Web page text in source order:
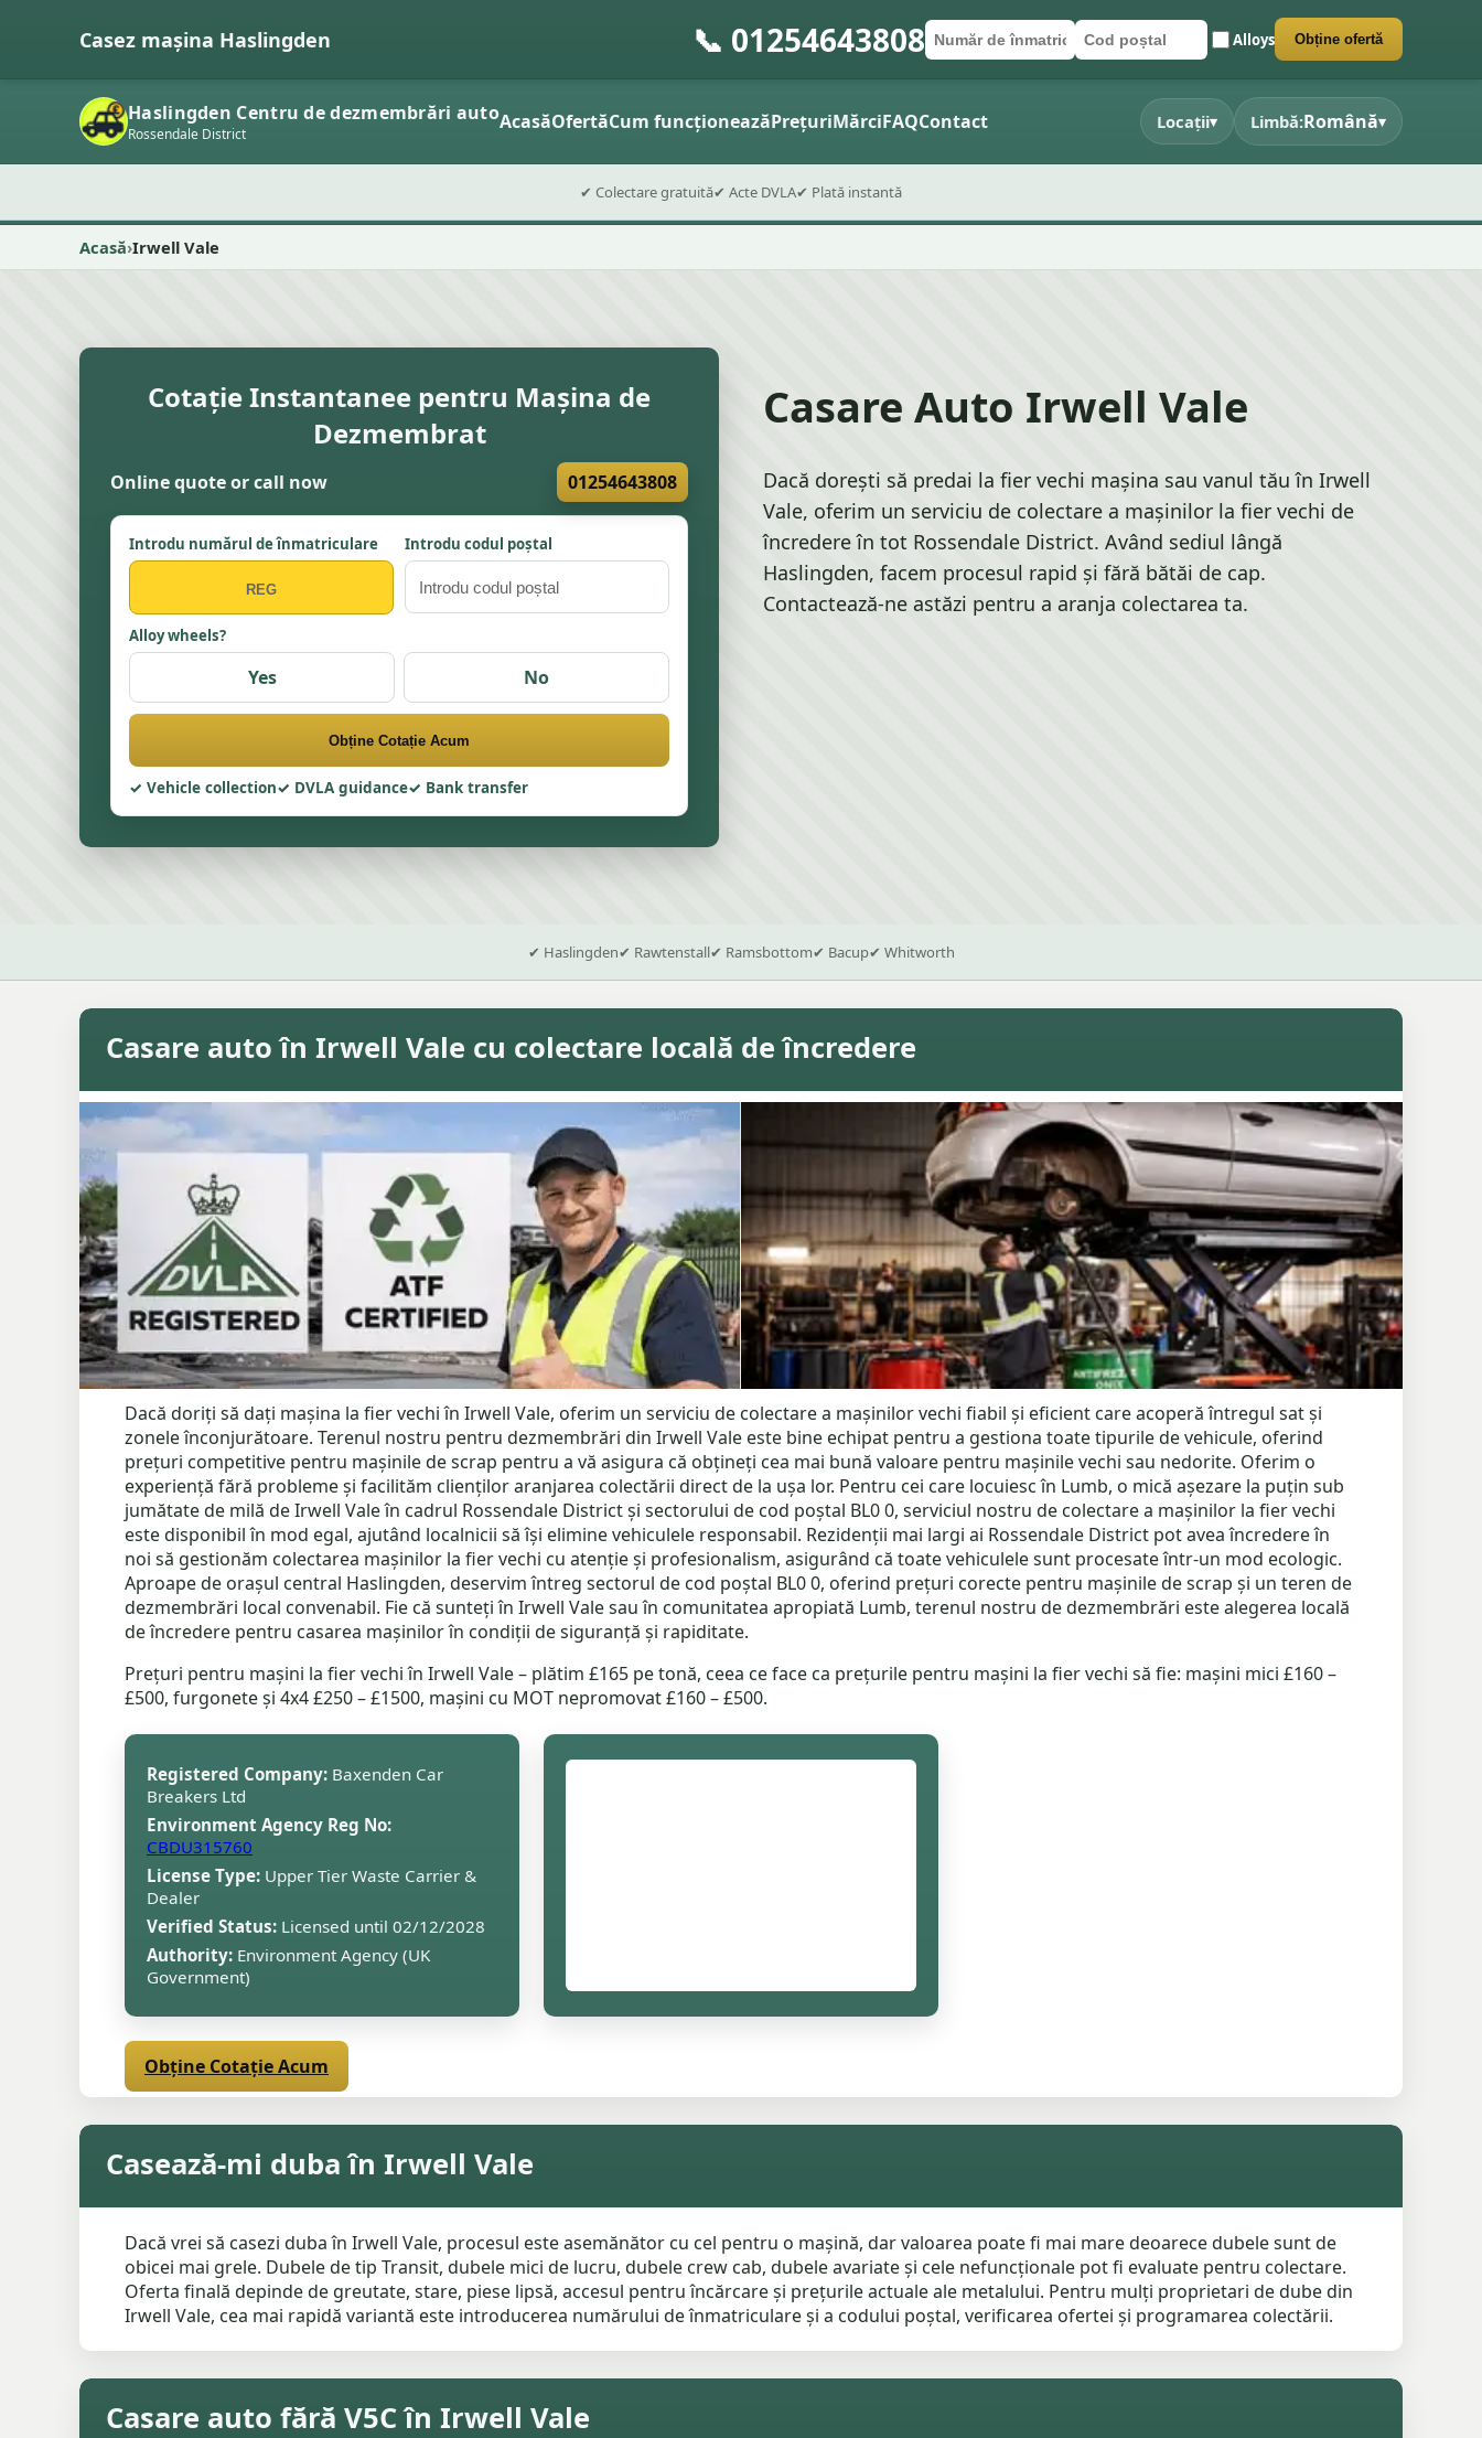
Casez mașina Haslingden 📞 01254643808Număr de înmatriculare
Cod poștal Alloys
Trimite formularul Obține ofertă
Haslingden Centru de dezmembrări auto
Rossendale District AcasăOfertăCum funcționeazăPrețuriMărciFAQContact Locații▾ Limbă:Română▾
✔ Colectare gratuită✔ Acte DVLA✔ Plată instantă
Acasă Irwell Vale
Cotație Instantanee pentru Mașina de
Dezmembrat
Online quote or call now 01254643808
Introdu numărul de înmatriculare Introdu codul poștal
Alloy wheels?
Yes No
Obține Cotație Acum
Vehicle collection DVLA guidance Bank transfer
Casare Auto Irwell Vale
Dacă dorești să predai la fier vechi mașina sau vanul tău în Irwell
Vale, oferim un serviciu de colectare a mașinilor la fier vechi de
încredere în tot Rossendale District. Având sediul lângă
Haslingden, facem procesul rapid și fără bătăi de cap.
Contactează-ne astăzi pentru a aranja colectarea ta.
✔ Haslingden✔ Rawtenstall✔ Ramsbottom✔ Bacup✔ Whitworth
Casare auto în Irwell Vale cu colectare locală de încredere
Dacă doriți să dați mașina la fier vechi în Irwell Vale, oferim un serviciu de colectare a mașinilor vechi fiabil și eficient care acoperă întregul sat și
zonele înconjurătoare. Terenul nostru pentru dezmembrări din Irwell Vale este bine echipat pentru a gestiona toate tipurile de vehicule, oferind
prețuri competitive pentru mașinile de scrap pentru a vă asigura că obțineți cea mai bună valoare pentru mașinile vechi sau nedorite. Oferim o
experiență fără probleme și facilităm clienților aranjarea colectării direct de la ușa lor. Pentru cei care locuiesc în Lumb, o mică așezare la puțin sub
jumătate de milă de Irwell Vale în cadrul Rossendale District și sectorului de cod poștal BL0 0, serviciul nostru de colectare a mașinilor la fier vechi
este disponibil în mod egal, ajutând localnicii să își elimine vehiculele responsabil. Rezidenții mai largi ai Rossendale District pot avea încredere în
noi să gestionăm colectarea mașinilor la fier vechi cu atenție și profesionalism, asigurând că toate vehiculele sunt procesate într-un mod ecologic.
Aproape de orașul central Haslingden, deservim întreg sectorul de cod poștal BL0 0, oferind prețuri corecte pentru mașinile de scrap și un teren de
dezmembrări local convenabil. Fie că sunteți în Irwell Vale sau în comunitatea apropiată Lumb, terenul nostru de dezmembrări este alegerea locală
de încredere pentru casarea mașinilor în condiții de siguranță și rapiditate.
Prețuri pentru mașini la fier vechi în Irwell Vale – plătim £165 pe tonă, ceea ce face ca prețurile pentru mașini la fier vechi să fie: mașini mici £160 –
£500, furgonete și 4x4 £250 – £1500, mașini cu MOT nepromovat £160 – £500.
Registered Company: Baxenden Car
Breakers Ltd
Environment Agency Reg No:
CBDU315760
License Type: Upper Tier Waste Carrier &
Dealer
Verified Status: Licensed until 02/12/2028
Authority: Environment Agency (UK
Government)
Obține Cotație Acum
Casează-mi duba în Irwell Vale
Dacă vrei să casezi duba în Irwell Vale, procesul este asemănător cu cel pentru o mașină, dar valoarea poate fi mai mare deoarece dubele sunt de
obicei mai grele. Dubele de tip Transit, dubele mici de lucru, dubele crew cab, dubele avariate și cele nefuncționale pot fi evaluate pentru colectare.
Oferta finală depinde de greutate, stare, piese lipsă, accesul pentru încărcare și prețurile actuale ale metalului. Pentru mulți proprietari de dube din
Irwell Vale, cea mai rapidă variantă este introducerea numărului de înmatriculare și a codului poștal, verificarea ofertei și programarea colectării.
Casare auto fără V5C în Irwell Vale